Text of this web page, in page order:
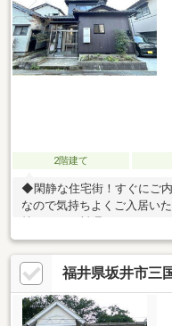
2階建て
◆閑静な住宅街！すぐにご
なので気持ちよくご入居い
持ちよくお料理ができます
富！◆ショッピングセンタ
内覧くださいませ！
福井県坂井市三